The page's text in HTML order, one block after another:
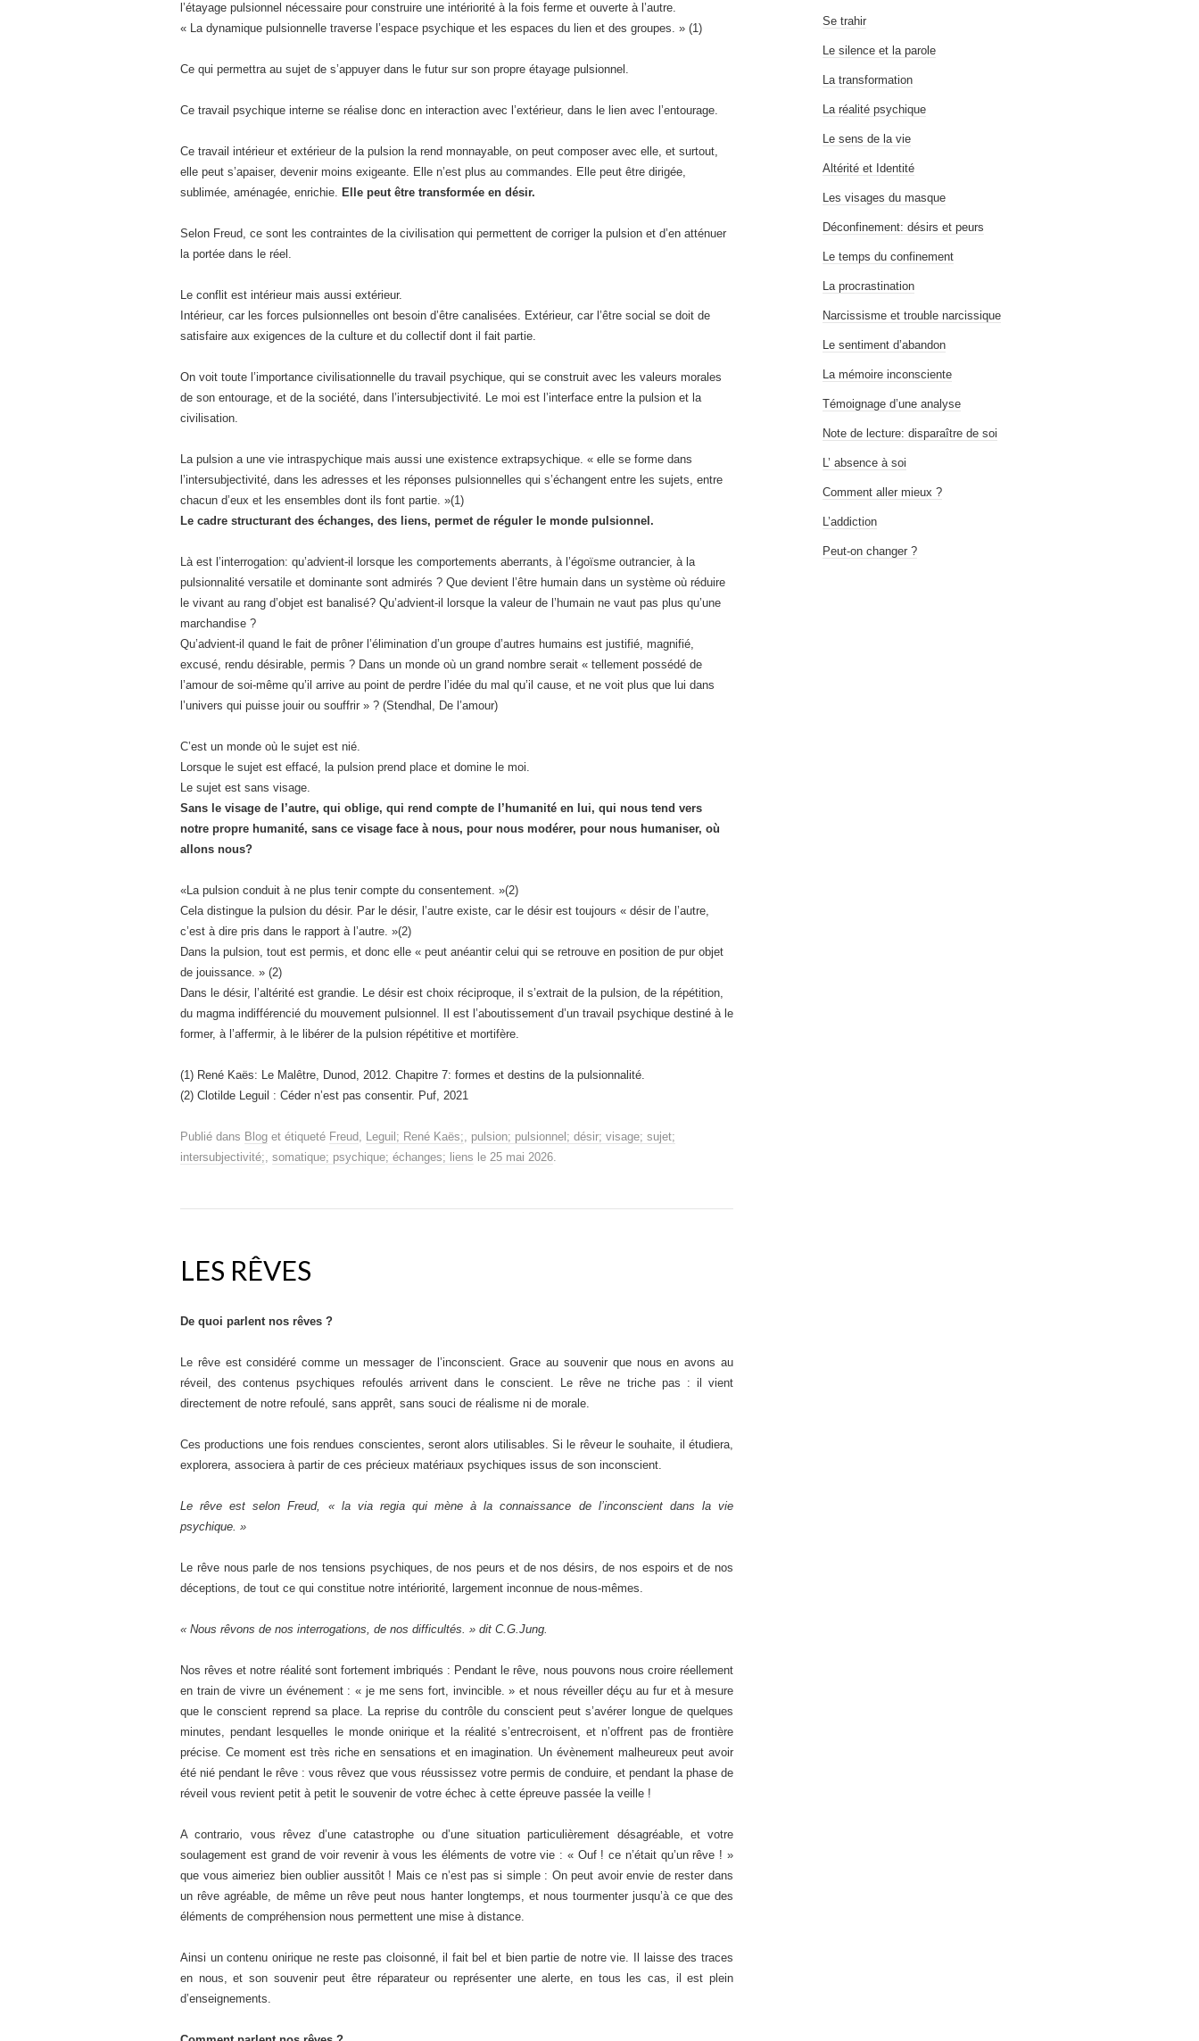
l’étayage pulsionnel nécessaire pour construire une intériorité à la fois ferme et ouverte à l’autre.
« La dynamique pulsionnelle traverse l’espace psychique et les espaces du lien et des groupes. » (1)
Ce qui permettra au sujet de s’appuyer dans le futur sur son propre étayage pulsionnel.
Ce travail psychique interne se réalise donc en interaction avec l’extérieur, dans le lien avec l’entourage.
Ce travail intérieur et extérieur de la pulsion la rend monnayable, on peut composer avec elle, et surtout,
elle peut s’apaiser, devenir moins exigeante. Elle n’est plus au commandes. Elle peut être dirigée,
sublimée, aménagée, enrichie. Elle peut être transformée en désir.
Selon Freud, ce sont les contraintes de la civilisation qui permettent de corriger la pulsion et d’en atténuer
la portée dans le réel.
Le conflit est intérieur mais aussi extérieur.
Intérieur, car les forces pulsionnelles ont besoin d’être canalisées. Extérieur, car l’être social se doit de
satisfaire aux exigences de la culture et du collectif dont il fait partie.
On voit toute l’importance civilisationnelle du travail psychique, qui se construit avec les valeurs morales
de son entourage, et de la société, dans l’intersubjectivité. Le moi est l’interface entre la pulsion et la
civilisation.
La pulsion a une vie intraspychique mais aussi une existence extrapsychique. « elle se forme dans
l’intersubjectivité, dans les adresses et les réponses pulsionnelles qui s’échangent entre les sujets, entre
chacun d’eux et les ensembles dont ils font partie. »(1)
Le cadre structurant des échanges, des liens, permet de réguler le monde pulsionnel.
Là est l’interrogation: qu’advient-il lorsque les comportements aberrants, à l’égoïsme outrancier, à la
pulsionnalité versatile et dominante sont admirés ? Que devient l’être humain dans un système où réduire
le vivant au rang d’objet est banalisé? Qu’advient-il lorsque la valeur de l’humain ne vaut pas plus qu’une
marchandise ?
Qu’advient-il quand le fait de prôner l’élimination d’un groupe d’autres humains est justifié, magnifié,
excusé, rendu désirable, permis ? Dans un monde où un grand nombre serait « tellement possédé de
l’amour de soi-même qu’il arrive au point de perdre l’idée du mal qu’il cause, et ne voit plus que lui dans
l’univers qui puisse jouir ou souffrir » ? (Stendhal, De l’amour)
C’est un monde où le sujet est nié.
Lorsque le sujet est effacé, la pulsion prend place et domine le moi.
Le sujet est sans visage.
Sans le visage de l’autre, qui oblige, qui rend compte de l’humanité en lui, qui nous tend vers
notre propre humanité, sans ce visage face à nous, pour nous modérer, pour nous humaniser, où
allons nous?
«La pulsion conduit à ne plus tenir compte du consentement. »(2)
Cela distingue la pulsion du désir. Par le désir, l’autre existe, car le désir est toujours « désir de l’autre,
c’est à dire pris dans le rapport à l’autre. »(2)
Dans la pulsion, tout est permis, et donc elle « peut anéantir celui qui se retrouve en position de pur objet
de jouissance. » (2)
Dans le désir, l’altérité est grandie. Le désir est choix réciproque, il s’extrait de la pulsion, de la répétition,
du magma indifférencié du mouvement pulsionnel. Il est l’aboutissement d’un travail psychique destiné à le
former, à l’affermir, à le libérer de la pulsion répétitive et mortifère.
(1) René Kaës: Le Malêtre, Dunod, 2012. Chapitre 7: formes et destins de la pulsionnalité.
(2) Clotilde Leguil : Céder n’est pas consentir. Puf, 2021
Publié dans Blog et étiqueté Freud, Leguil; René Kaës;, pulsion; pulsionnel; désir; visage; sujet;
intersubjectivité;, somatique; psychique; échanges; liens le 25 mai 2026.
LES RÊVES
De quoi parlent nos rêves ?
Le rêve est considéré comme un messager de l’inconscient. Grace au souvenir que nous en avons au
réveil, des contenus psychiques refoulés arrivent dans le conscient. Le rêve ne triche pas : il vient
directement de notre refoulé, sans apprêt, sans souci de réalisme ni de morale.
Ces productions une fois rendues conscientes, seront alors utilisables. Si le rêveur le souhaite, il étudiera,
explorera, associera à partir de ces précieux matériaux psychiques issus de son inconscient.
Le rêve est selon Freud, « la via regia qui mène à la connaissance de l’inconscient dans la vie
psychique. »
Le rêve nous parle de nos tensions psychiques, de nos peurs et de nos désirs, de nos espoirs et de nos
déceptions, de tout ce qui constitue notre intériorité, largement inconnue de nous-mêmes.
« Nous rêvons de nos interrogations, de nos difficultés. » dit C.G.Jung.
Nos rêves et notre réalité sont fortement imbriqués : Pendant le rêve, nous pouvons nous croire réellement
en train de vivre un événement : « je me sens fort, invincible. » et nous réveiller déçu au fur et à mesure
que le conscient reprend sa place. La reprise du contrôle du conscient peut s’avérer longue de quelques
minutes, pendant lesquelles le monde onirique et la réalité s’entrecroisent, et n’offrent pas de frontière
précise. Ce moment est très riche en sensations et en imagination. Un évènement malheureux peut avoir
été nié pendant le rêve : vous rêvez que vous réussissez votre permis de conduire, et pendant la phase de
réveil vous revient petit à petit le souvenir de votre échec à cette épreuve passée la veille !
A contrario, vous rêvez d’une catastrophe ou d’une situation particulièrement désagréable, et votre
soulagement est grand de voir revenir à vous les éléments de votre vie : « Ouf ! ce n’était qu’un rêve ! »
que vous aimeriez bien oublier aussitôt ! Mais ce n’est pas si simple : On peut avoir envie de rester dans
un rêve agréable, de même un rêve peut nous hanter longtemps, et nous tourmenter jusqu’à ce que des
éléments de compréhension nous permettent une mise à distance.
Ainsi un contenu onirique ne reste pas cloisonné, il fait bel et bien partie de notre vie. Il laisse des traces
en nous, et son souvenir peut être réparateur ou représenter une alerte, en tous les cas, il est plein
d’enseignements.
Se trahir
Le silence et la parole
La transformation
La réalité psychique
Le sens de la vie
Altérité et Identité
Les visages du masque
Déconfinement: désirs et peurs
Le temps du confinement
La procrastination
Narcissisme et trouble narcissique
Le sentiment d’abandon
La mémoire inconsciente
Témoignage d’une analyse
Note de lecture: disparaître de soi
L’ absence à soi
Comment aller mieux ?
L’addiction
Peut-on changer ?